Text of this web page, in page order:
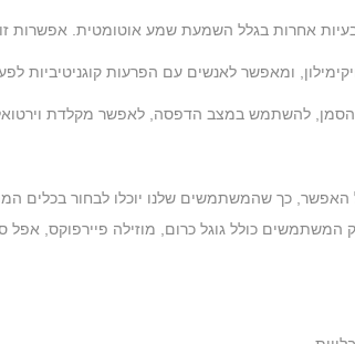
אחרות בגלל השמעת שמע אוטומטית. אפשרות
ומאפשר לאנשים עם הפרעות קוגניטיביות
להשתמש במצב הדפסה, לאפשר מקלדת
האפשר, כך שהמשתמשים שלנו יוכלו לבחור בכלים